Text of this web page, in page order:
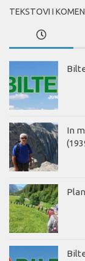
TEKSTOVI I
In